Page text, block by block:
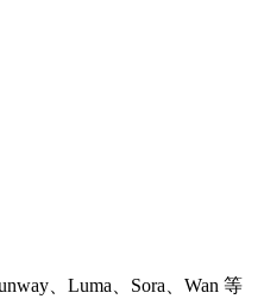
、Luma、Sora、Wan 等